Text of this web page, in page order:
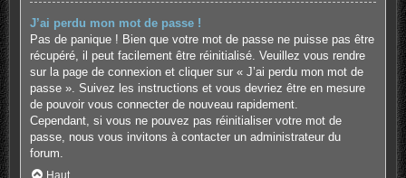
J’ai perdu mon mot de passe !
Pas de panique ! Bien que votre mot de passe ne puisse pas être
récupéré, il peut facilement être réinitialisé. Veuillez vous rendre
sur la page de connexion et cliquer sur « J’ai perdu mon mot de
passe ». Suivez les instructions et vous devriez être en mesure
de pouvoir vous connecter de nouveau rapidement.
Cependant, si vous ne pouvez pas réinitialiser votre mot de
passe, nous vous invitons à contacter un administrateur du
forum.
Haut